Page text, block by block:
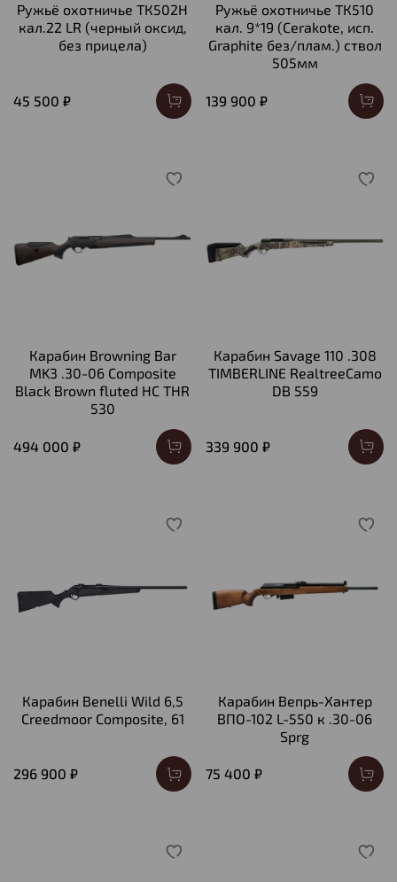
Ружьё охотничье ТК502H
кал.22 LR (черный оксид,
без прицела)
45 500 ₽
Ружьё охотничье ТК510
кал. 9*19 (Cerakote, исп.
Graphite без/плам.) ствол
505мм
139 900 ₽
Карабин Browning Bar
MK3 .30-06 Composite
Black Brown fluted HC THR
530
494 000 ₽
Карабин Savage 110 .308
TIMBERLINE RealtreeCamo
DB 559
339 900 ₽
Карабин Benelli Wild 6,5
Creedmoor Composite, 61
296 900 ₽
Карабин Вепрь-Хантер
ВПО-102 L-550 к .30-06
Sprg
75 400 ₽